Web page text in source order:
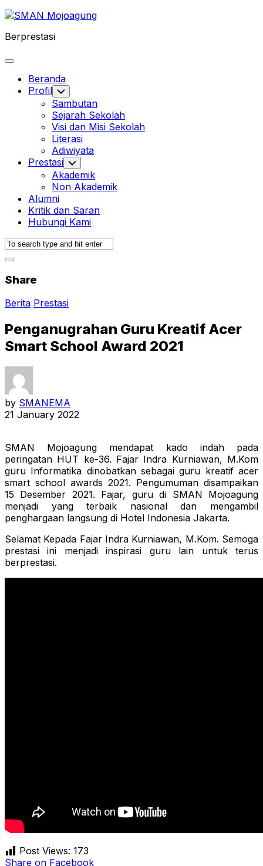
Skip
content
Berprestasi
Expand
Beranda
Profil Toggle
Child
Menu
Sambutan
Sejarah Sekolah
Visi dan Misi Sekolah
Literasi
Adiwiyata
Prestasi Toggle
Child
Menu
Akademik
Non Akademik
Alumni
Kritik dan Saran
Hubungi Kami
Share
Berita Prestasi
Penganugrahan Guru Kreatif Acer
Smart School Award 2021
by SMANEMA
21 January 2022
SMAN Mojoagung mendapat kado indah pada
peringatan HUT ke-36. Fajar Indra Kurniawan, M.Kom
guru Informatika dinobatkan sebagai guru kreatif acer
smart school awards 2021. Pengumuman disampaikan
15 Desember 2021. Fajar, guru di SMAN Mojoagung
menjadi yang terbaik nasional dan mengambil
penghargaan langsung di Hotel Indonesia Jakarta.
Selamat Kepada Fajar Indra Kurniawan, M.Kom. Semoga
prestasi ini menjadi inspirasi guru lain untuk terus
berprestasi.
Post Views: 173
Share on Facebook